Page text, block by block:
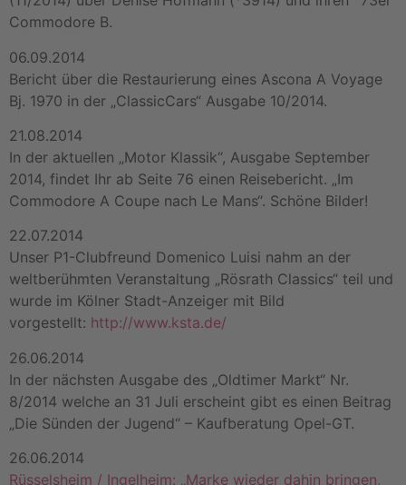
Commodore B.
06.09.2014
Bericht über die Restaurierung eines Ascona A Voyage
Bj. 1970 in der „ClassicCars“ Ausgabe 10/2014.
21.08.2014
In der aktuellen „Motor Klassik“, Ausgabe September
2014, findet Ihr ab Seite 76 einen Reisebericht. „Im
Commodore A Coupe nach Le Mans“. Schöne Bilder!
22.07.2014
Unser P1-Clubfreund Domenico Luisi nahm an der
weltberühmten Veranstaltung „Rösrath Classics“ teil und
wurde im Kölner Stadt-Anzeiger mit Bild
vorgestellt: http://www.ksta.de/
26.06.2014
In der nächsten Ausgabe des „Oldtimer Markt“ Nr.
8/2014 welche an 31 Juli erscheint gibt es einen Beitrag
„Die Sünden der Jugend“ – Kaufberatung Opel-GT.
26.06.2014
Rüsselsheim / Ingelheim: „Marke wieder dahin bringen,